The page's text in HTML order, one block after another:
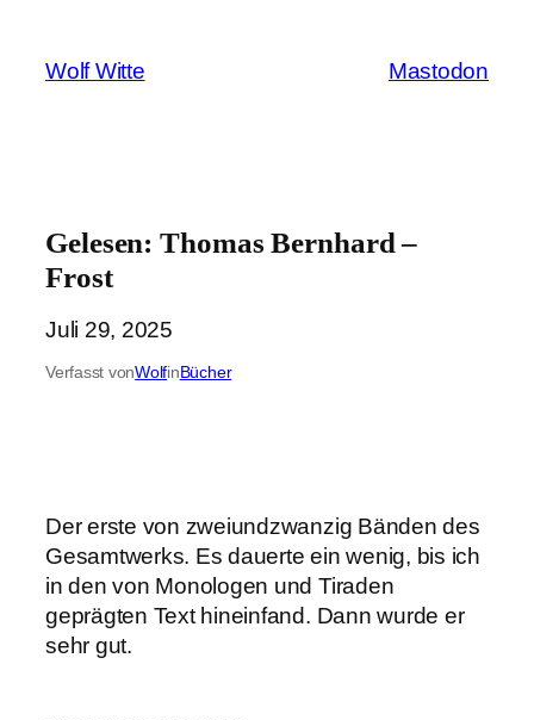
springen
Wolf Witte Mastodon
Gelesen: Thomas Bernhard –
Frost
Juli 29, 2025
Verfasst vonWolfinBücher
Der erste von zweiundzwanzig Bänden des
Gesamtwerks. Es dauerte ein wenig, bis ich
in den von Monologen und Tiraden
geprägten Text hineinfand. Dann wurde er
sehr gut.